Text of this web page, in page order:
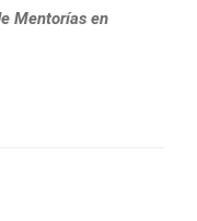
Mentorías en